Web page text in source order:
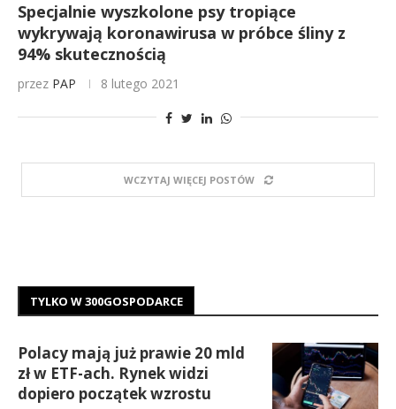
Specjalnie wyszkolone psy tropiące
wykrywają koronawirusa w próbce śliny z
94% skutecznością
przez PAP 8 lutego 2021
WCZYTAJ WIĘCEJ POSTÓW
TYLKO W 300GOSPODARCE
Polacy mają już prawie 20 mld
zł w ETF-ach. Rynek widzi
dopiero początek wzrostu